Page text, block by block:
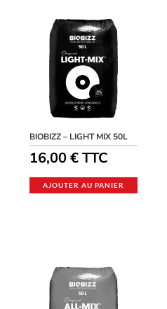
BIOBIZZ – LIGHT MIX 50L
16,00€ TTC
AJOUTER AU PANIER